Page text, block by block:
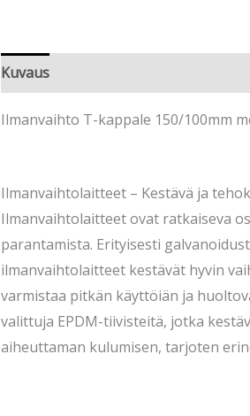
Kuvaus
Ilmanvaihto T-kappale 150/100mm
Ilmanvaihtolaitteet – Kestävä ja
Ilmanvaihtolaitteet ovat ratkaiseva
parantamista. Erityisesti
ilmanvaihtolaitteet kestävät hyvin
varmistaa pitkän käyttöiän ja
valittuja EPDM-tiivisteitä, jotka
aiheuttaman kulumisen, tarjoten